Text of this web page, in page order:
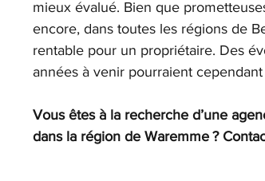
mieux évalué. Bien que
encore, dans toutes les régions de
rentable pour un propriétaire. Des
années à venir pourraient
Vous êtes à la recherche d’une
dans la région de Waremme ?